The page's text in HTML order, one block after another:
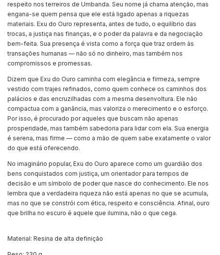
respeito nos terreiros de Umbanda. Seu nome já chama atenção, mas
engana-se quem pensa que ele está ligado apenas a riquezas
materiais. Exu do Ouro representa, antes de tudo, o equilíbrio das
trocas, a justiça nas finanças, e o poder da palavra e da negociação
bem-feita. Sua presença é vista como a força que traz ordem às
transações humanas — não só no dinheiro, mas também nos
compromissos e promessas.
Dizem que Exu do Ouro caminha com elegância e firmeza, sempre
vestido com trajes refinados, como quem conhece os caminhos dos
palácios e das encruzilhadas com a mesma desenvoltura. Ele não
compactua com a ganância, mas valoriza o merecimento e o esforço.
Por isso, é procurado por aqueles que buscam não apenas
prosperidade, mas também sabedoria para lidar com ela. Sua energia
é serena, mas firme — como a mão de quem sabe exatamente o valor
do que está oferecendo.
No imaginário popular, Exu do Ouro aparece como um guardião dos
bens conquistados com justiça, um orientador para tempos de
decisão e um símbolo de poder que nasce do conhecimento. Ele nos
lembra que a verdadeira riqueza não está apenas no que se acumula,
mas no que se constrói com ética, respeito e consciência. Afinal, ouro
que brilha no escuro é aquele que ilumina, não o que cega.
Material: Resina de alta definição